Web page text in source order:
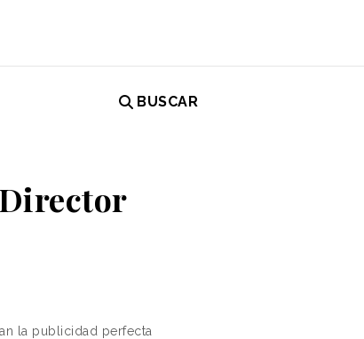
BUSCAR
la publicidad perfecta